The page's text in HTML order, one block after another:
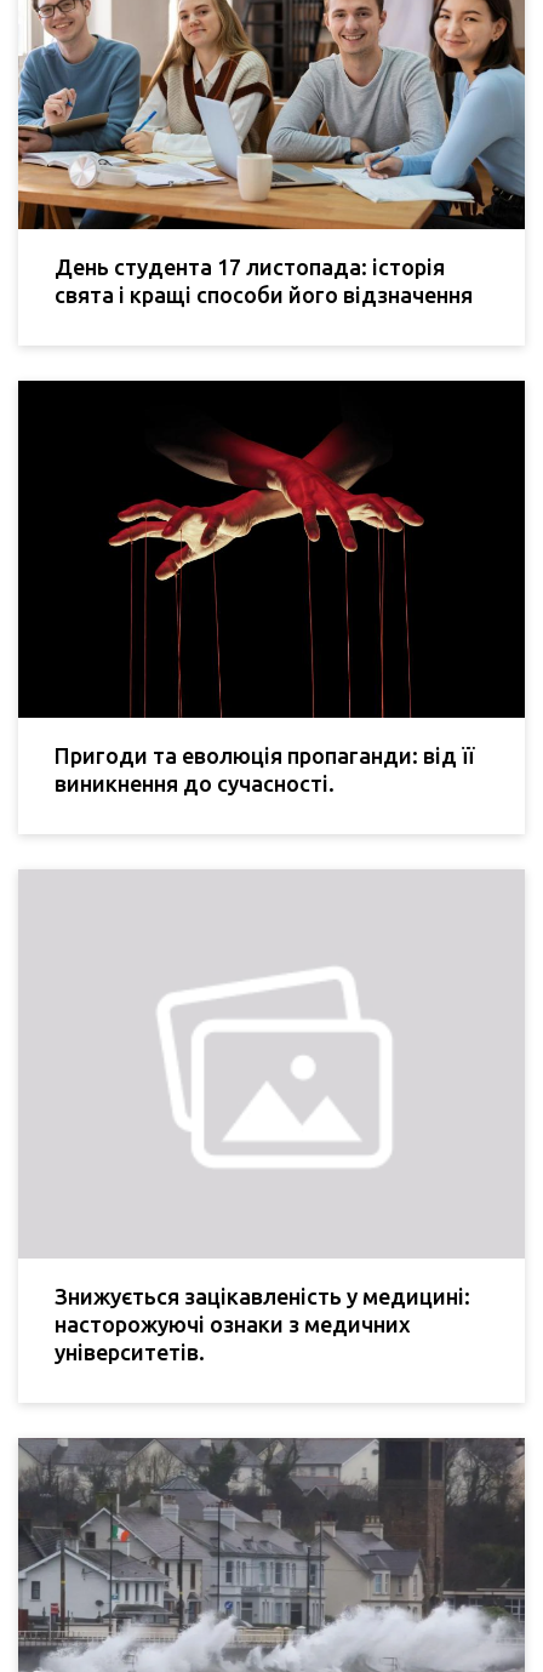
День студента 17 листопада: історія
свята і кращі способи його відзначення
Пригоди та еволюція пропаганди: від її
виникнення до сучасності.
Знижується зацікавленість у медицині:
насторожуючі ознаки з медичних
університетів.